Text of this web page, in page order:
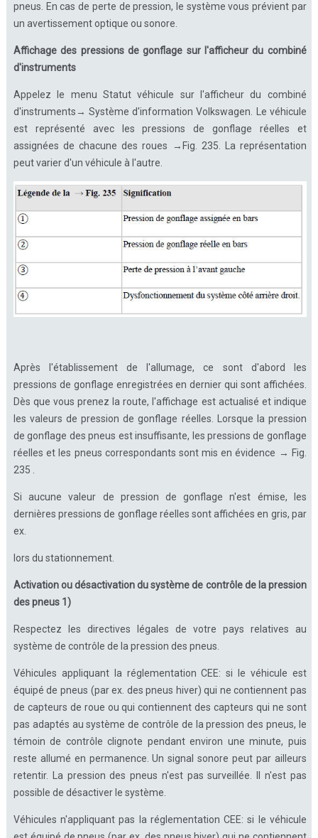
pneus. En cas de perte de pression, le système vous prévient par
un avertissement optique ou sonore.
Affichage des pressions de gonflage sur l'afficheur du combiné
d'instruments
Appelez le menu Statut véhicule sur l'afficheur du combiné
d'instruments→ Système d'information Volkswagen. Le véhicule
est représenté avec les pressions de gonflage réelles et
assignées de chacune des roues →Fig. 235. La représentation
peut varier d'un véhicule à l'autre.
Après l'établissement de l'allumage, ce sont d'abord les
pressions de gonflage enregistrées en dernier qui sont affichées.
Dès que vous prenez la route, l'affichage est actualisé et indique
les valeurs de pression de gonflage réelles. Lorsque la pression
de gonflage des pneus est insuffisante, les pressions de gonflage
réelles et les pneus correspondants sont mis en évidence → Fig.
235 .
Si aucune valeur de pression de gonflage n'est émise, les
dernières pressions de gonflage réelles sont affichées en gris, par
ex.
lors du stationnement.
Activation ou désactivation du système de contrôle de la pression
des pneus 1)
Respectez les directives légales de votre pays relatives au
système de contrôle de la pression des pneus.
Véhicules appliquant la réglementation CEE: si le véhicule est
équipé de pneus (par ex. des pneus hiver) qui ne contiennent pas
de capteurs de roue ou qui contiennent des capteurs qui ne sont
pas adaptés au système de contrôle de la pression des pneus, le
témoin de contrôle clignote pendant environ une minute, puis
reste allumé en permanence. Un signal sonore peut par ailleurs
retentir. La pression des pneus n'est pas surveillée. Il n'est pas
possible de désactiver le système.
Véhicules n'appliquant pas la réglementation CEE: si le véhicule